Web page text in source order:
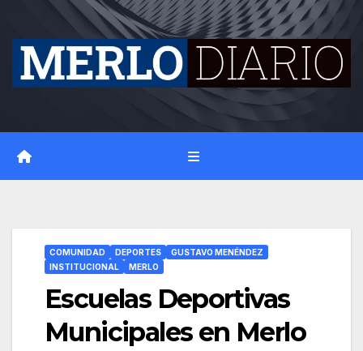
content
COMUNIDAD DEPORTES
GUSTAVO MENÉNDEZ
INSTITUCIONAL
MERLO
Escuelas Deportivas
Municipales en Merlo